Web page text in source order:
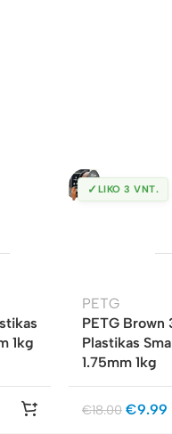
1kg
✓ LIKO 3 VNT.
PETG
PETG Brown
Plastikas
1.75mm 1kg
€18.00 €9.99